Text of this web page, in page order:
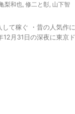
梨和也, 修二と彰, 山下智
して稼ぐ ・昔の人気作に
月31日の深夜に東京ド